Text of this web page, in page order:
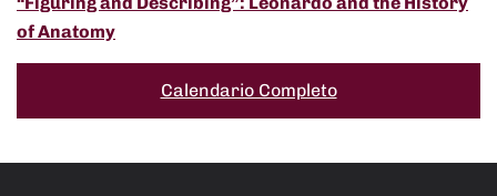
of Anatomy
Calendario Completo